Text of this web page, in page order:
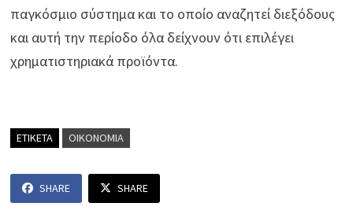
παγκόσμιο σύστημα και το οποίο αναζητεί διεξόδους
και αυτή την περίοδο όλα δείχνουν ότι επιλέγει
χρηματιστηριακά προϊόντα.
ΕΤΙΚΕΤΑ ΟΙΚΟΝΟΜΙΑ
SHARE SHARE